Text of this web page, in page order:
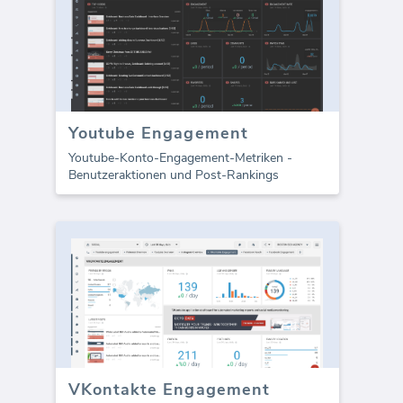
Youtube Engagement
Youtube-Konto-Engagement-Metriken -
Benutzeraktionen und Post-Rankings
VKontakte Engagement